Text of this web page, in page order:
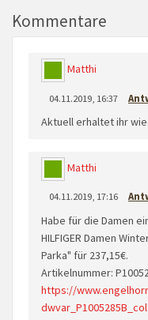
Kommentare
Matthi
04.11.2019, 16:37
Aktuell erhaltet ihr
Matthi
04.11.2019, 17:16
Habe für die Damen
HILFIGER Damen
Parka" für 237,15€.
Artikelnummer:
https://